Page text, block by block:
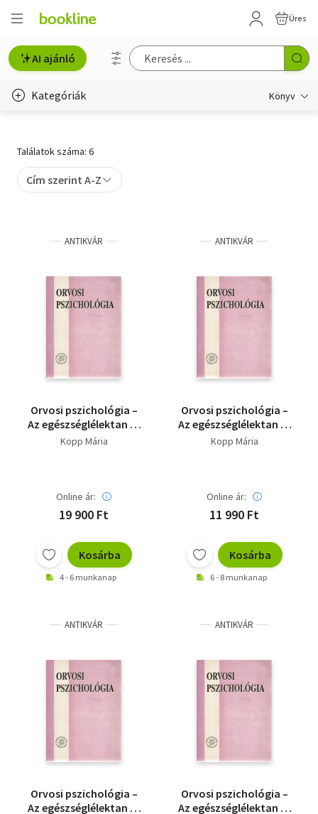
Üres
AI ajánló
Kategóriák Könyv
Gyermek- és ifjúsági
Szakkönyv
Tankönyv, segédkönyv
Társadalomtudomány
Természettudomány
Találatok száma: 6
Cím szerint A-Z
ANTIKVÁR
Orvosi pszichológia –
Az egészséglélektan és
a magatartásorvoslás
Kopp Mária
Online ár:
19 900 Ft
Kosárba
4 - 6 munkanap
ANTIKVÁR
Orvosi pszichológia –
Az egészséglélektan és
a magatartásorvoslás
Kopp Mária
Online ár:
11 990 Ft
Kosárba
6 - 8 munkanap
ANTIKVÁR
Orvosi pszichológia –
Az egészséglélektan és
ANTIKVÁR
Orvosi pszichológia –
Az egészséglélektan és